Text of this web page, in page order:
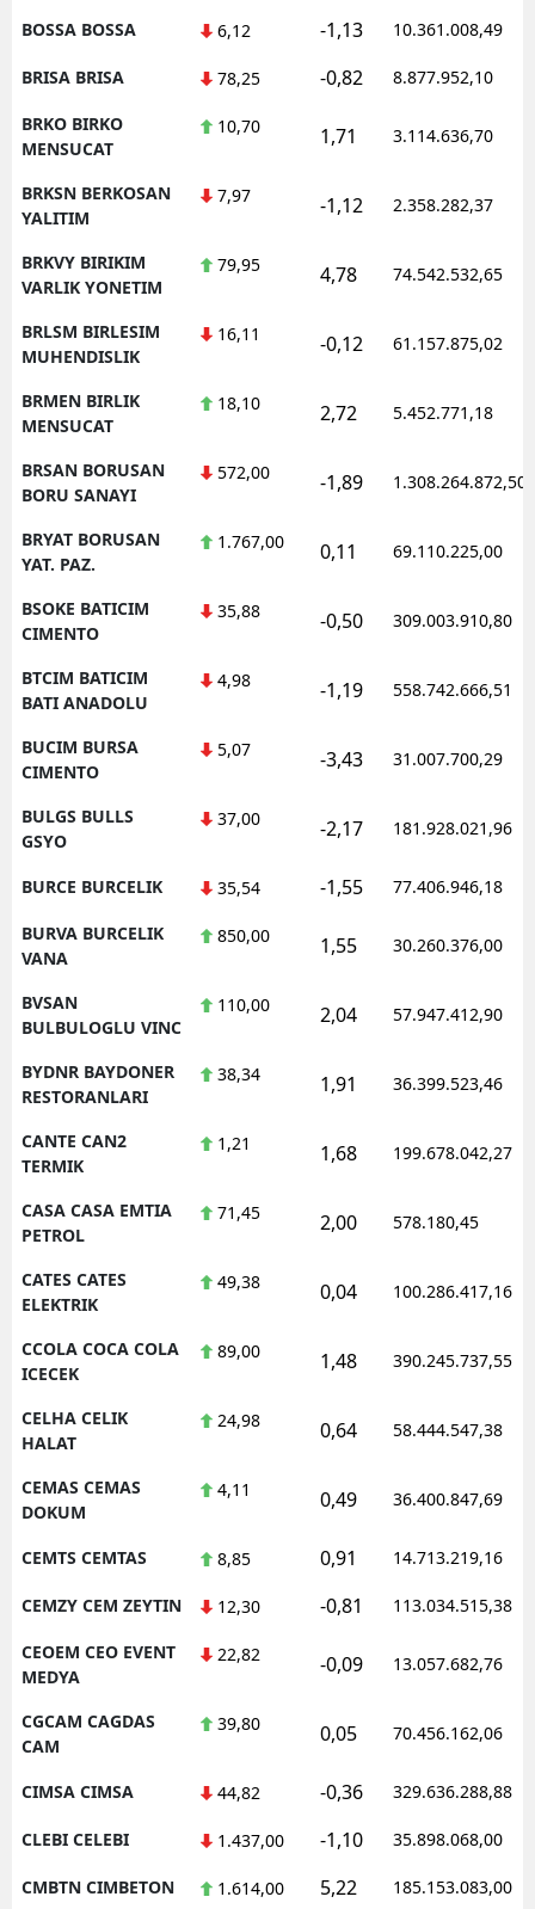
BOSSA BOSSA 6,12 -1,13 10.361.008,49
BRISA BRISA 78,25 -0,82 8.877.952,10
BRKO BIRKO
MENSUCAT
10,70 1,71 3.114.636,70
BRKSN BERKOSAN
YALITIM
7,97 -1,12 2.358.282,37
BRKVY BIRIKIM
VARLIK YONETIM
79,95 4,78 74.542.532,65
BRLSM BIRLESIM
MUHENDISLIK
16,11 -0,12 61.157.875,02
BRMEN BIRLIK
MENSUCAT
18,10 2,72 5.452.771,18
BRSAN BORUSAN
BORU SANAYI
572,00 -1,89 1.308.264.872,50
BRYAT BORUSAN
YAT. PAZ.
1.767,00 0,11 69.110.225,00
BSOKE BATICIM
CIMENTO
35,88 -0,50 309.003.910,80
BTCIM BATICIM
BATI ANADOLU
4,98 -1,19 558.742.666,51
BUCIM BURSA
CIMENTO
5,07 -3,43 31.007.700,29
BULGS BULLS
GSYO
37,00 -2,17 181.928.021,96
BURCE BURCELIK 35,54 -1,55 77.406.946,18
BURVA BURCELIK
VANA
850,00 1,55 30.260.376,00
BVSAN
BULBULOGLU VINC
110,00 2,04 57.947.412,90
BYDNR BAYDONER
RESTORANLARI
38,34 1,91 36.399.523,46
CANTE CAN2
TERMIK
1,21 1,68 199.678.042,27
CASA CASA EMTIA
PETROL
71,45 2,00 578.180,45
CATES CATES
ELEKTRIK
49,38 0,04 100.286.417,16
CCOLA COCA COLA
ICECEK
89,00 1,48 390.245.737,55
CELHA CELIK
HALAT
24,98 0,64 58.444.547,38
CEMAS CEMAS
DOKUM
4,11 0,49 36.400.847,69
CEMTS CEMTAS 8,85 0,91 14.713.219,16
CEMZY CEM ZEYTIN 12,30 -0,81 113.034.515,38
CEOEM CEO EVENT
MEDYA
22,82 -0,09 13.057.682,76
CGCAM CAGDAS
CAM
39,80 0,05 70.456.162,06
CIMSA CIMSA 44,82 -0,36 329.636.288,88
CLEBI CELEBI 1.437,00 -1,10 35.898.068,00
CMBTN CIMBETON 1.614,00 5,22 185.153.083,00